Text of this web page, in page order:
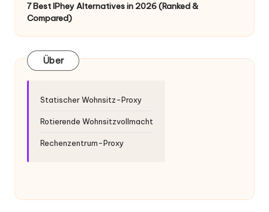
si
o
n
P
7 Best IPhey Alternatives in 2026 (Ranked &
Compared)
Über
Statischer Wohnsitz-Proxy
Rotierende Wohnsitzvollmacht
Rechenzentrum-Proxy